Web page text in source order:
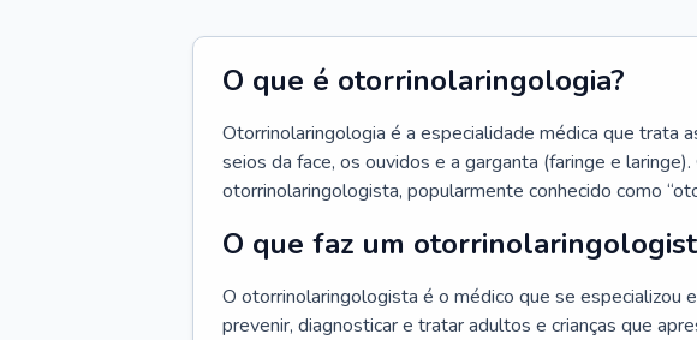
O que é otorrinolaringologia?
Otorrinolaringologia é a especialidade médica que trata
seios da face, os ouvidos e a garganta (faringe e
otorrinolaringologista, popularmente conhecido como
O que faz um
O otorrinolaringologista é o médico que se especializou
prevenir, diagnosticar e tratar adultos e crianças que